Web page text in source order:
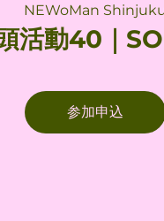
NEWoMan
活動40｜
参加申込